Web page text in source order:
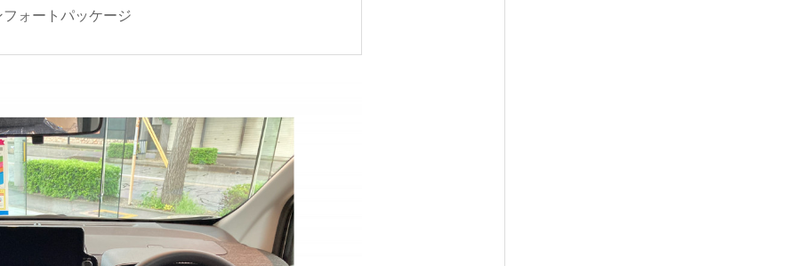
フォートパッケージ